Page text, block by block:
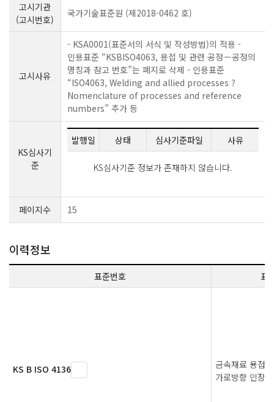
고시기관
(고시번호)
국가기술표준원 (제2018-0462 호)
고시사유
- KSA0001(표준서의 서식 및 작성방법)의 적용 -
인용표준 “KSBISO4063, 용접 및 관련 공정－공정의
명칭과 참고 번호”는 폐지로 삭제 - 인용표준
“ISO4063, Welding and allied processes ?
Nomenclature of processes and reference
numbers” 추가 등
KS심사기
준
발행일 상태 심사기준파일 사유
KS심사기준 정보가 존재하지 않습니다.
페이지수 15
이력정보
표준번호 표
KS B ISO 4136
금속재료 용접
가로방향 인장